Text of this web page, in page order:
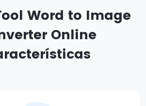
Word to Image
Online